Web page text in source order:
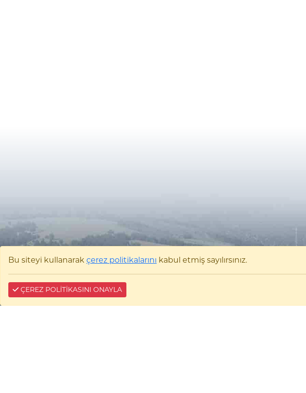
Bu siteyi kullanarak çerez politikalarını kabul etmiş sayılırsınız.
ÇEREZ POLİTİKASINI ONAYLA